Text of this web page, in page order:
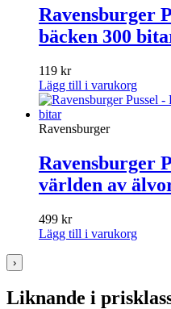
Ravensburger
bäcken 300
119 kr
Lägg till i varukorg
Ravensburger
Ravensburger
världen av
499 kr
Lägg till i varukorg
›
Liknande i